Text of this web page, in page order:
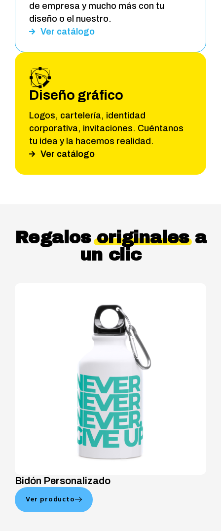
de empresa y mucho más con tu
diseño o el nuestro.
Ver catálogo
Diseño gráfico
Logos, cartelería, identidad
corporativa, invitaciones. Cuéntanos
tu idea y la hacemos realidad.
Ver catálogo
Regalosoriginalesa
un clic
Bidón Personalizado
Ver producto